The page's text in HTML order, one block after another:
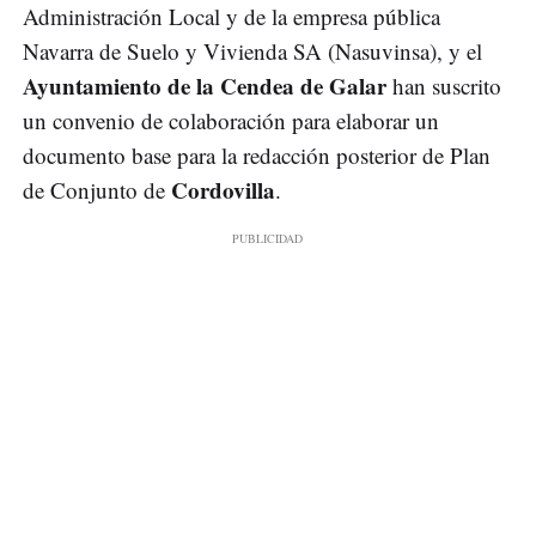
Administración Local y de la empresa pública
Navarra de Suelo y Vivienda SA (Nasuvinsa), y el
Ayuntamiento de la Cendea de Galarhan suscrito
un convenio de colaboración para elaborar un
documento base para la redacción posterior de Plan
de Conjunto de Cordovilla.